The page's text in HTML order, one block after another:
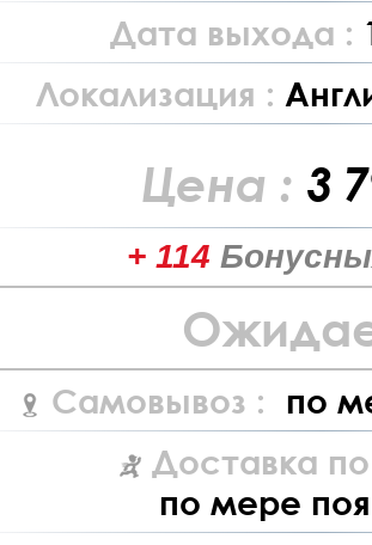
Дата выхода :
Локализация :
Цена : 3
+ 114
Самовывоз : по
Доставка
по мере